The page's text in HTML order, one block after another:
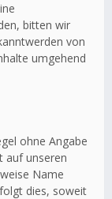
bitten wir
von
umgehend
ohne Angabe
auf unseren
Name
dies, soweit